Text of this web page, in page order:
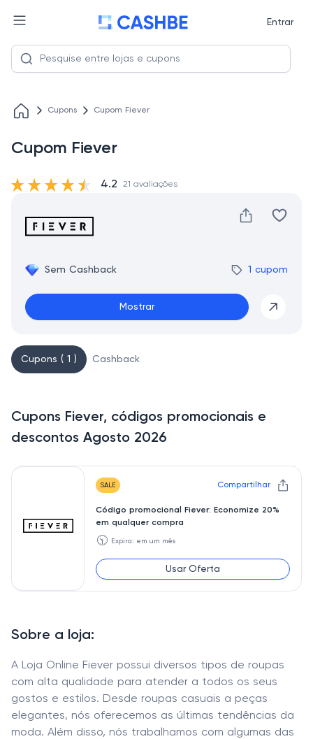
Entrar
Cupons Cupom Fiever
Cupom Fiever
Sem Cashback 1 cupom
Mostrar
4.2 21 avaliações
Sobre a loja:
A Loja Online Fiever possui diversos tipos de roupas
com alta qualidade para atender a todos os seus
gostos e estilos. Desde roupas casuais a peças
elegantes, nós oferecemos as últimas tendências da
moda. Além disso, nós trabalhamos com algumas das
Cupons ( 1 ) Cashback
Cupons Fiever, códigos promocionais e
descontos Agosto 2026
SALE Compartilhar
Código promocional Fiever: Economize 20%
em qualquer compra
🕥 Expira: em um mês
Usar Oferta